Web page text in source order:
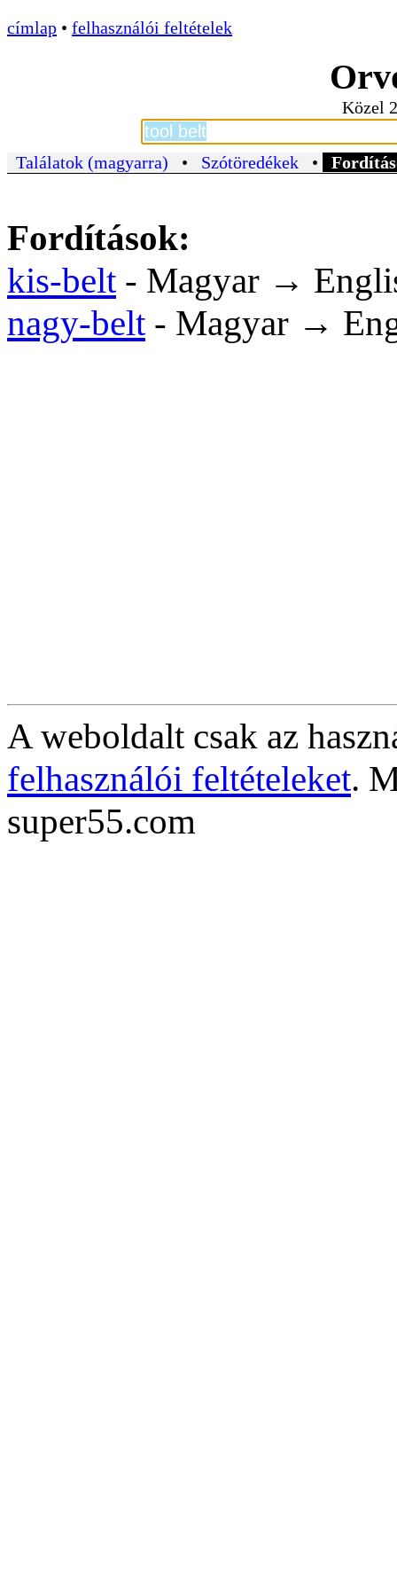
címlap • felhasználói feltételek
Közel
Találatok (magyarra) • Szótöredékek •
Fordítások:
kis-belt- Magyar →
nagy-belt- Magyar →
A weboldalt csak az
felhasználói feltételeket.
super55.com